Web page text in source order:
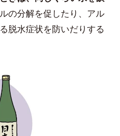
の分解を促したり、アル
脱水症状を防いだりする